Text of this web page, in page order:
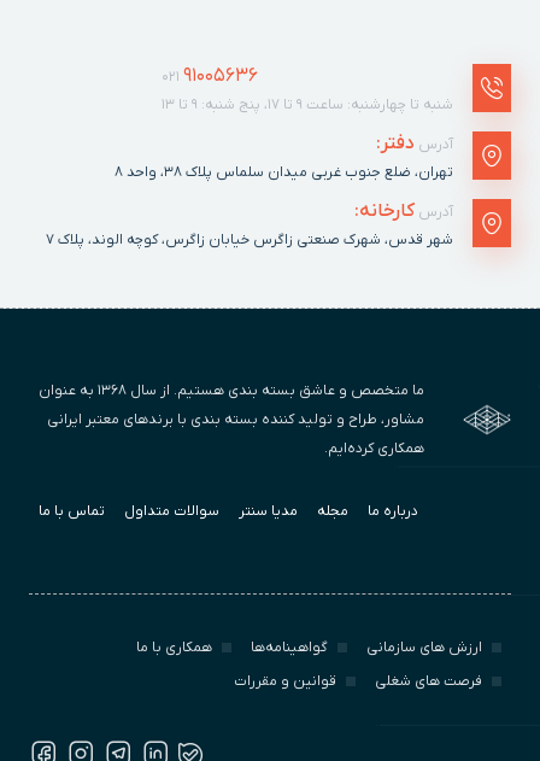
021 91005636
شنبه تا چهارشنبه: ساعت ۹ تا ۱۷، پنج شنبه: ۹ تا ۱۳
آدرس دفتر:
تهران، ضلع جنوب غربی میدان سلماس پلاک ٣٨، واحد ۸
آدرس کارخانه:
شهر قدس، شهرک صنعتی زاگرس خیابان زاگرس، کوچه الوند، پلاک ٧
ما متخصص و عاشق بسته بندی هستیم. از سال ۱۳۶۸ به عنوان
مشاور، طراح و تولید کننده بسته بندی با برندهای معتبر ایرانی
همکاری کرده‌ایم.
درباره ما مجله مدیا سنتر سوالات متداول تماس با ما
ارزش‌ های سازمانی گواهینامه‌ها
همکاری با ما
فرصت های شغلی
قوانین و مقررات